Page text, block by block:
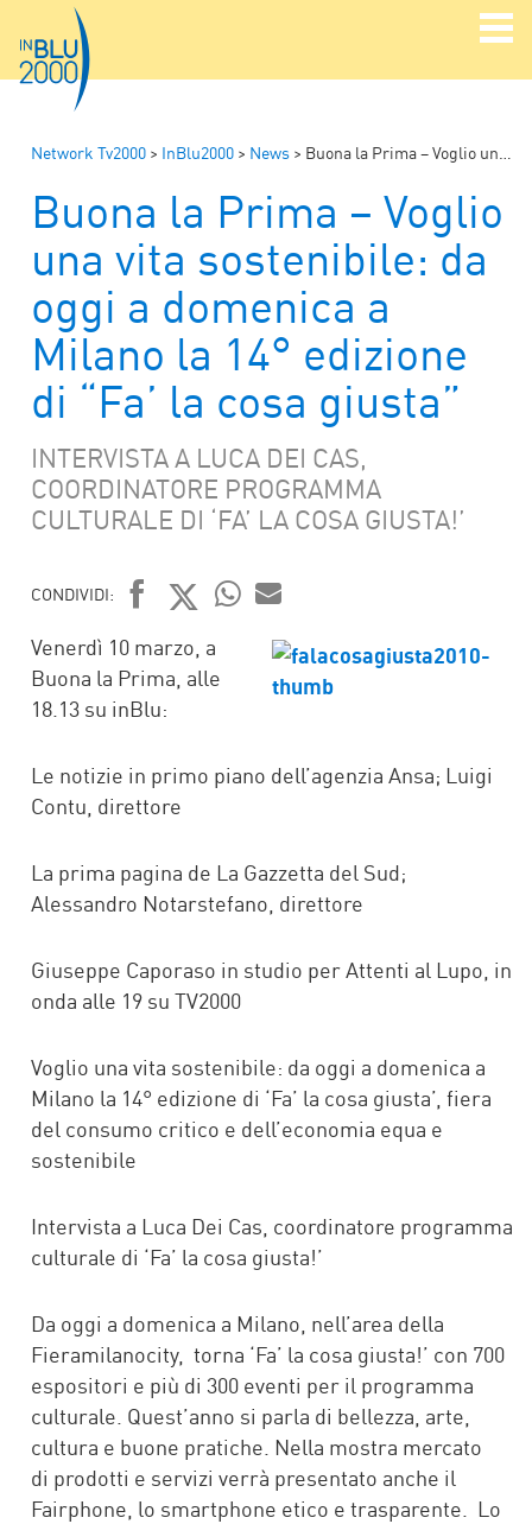
Network Tv2000 > InBlu2000 > News > Buona la Prima – Voglio una vita sostenibile: da oggi a domenica a Milano la 14° edizione di “Fa’ la cosa giusta”
Buona la Prima – Voglio
una vita sostenibile: da
oggi a domenica a
Milano la 14° edizione
di “Fa’ la cosa giusta”
INTERVISTA A LUCA DEI CAS,
COORDINATORE PROGRAMMA
CULTURALE DI ‘FA’ LA COSA GIUSTA!’
CONDIVIDI:
FACEBOOK
TWITTER
WHATSAPP
MAIL
Venerdì 10 marzo, a
Buona la Prima, alle
18.13 su inBlu:
Le notizie in primo piano dell’agenzia Ansa; Luigi
Contu, direttore
La prima pagina de La Gazzetta del Sud;
Alessandro Notarstefano, direttore
Giuseppe Caporaso in studio per Attenti al Lupo, in
onda alle 19 su TV2000
Voglio una vita sostenibile: da oggi a domenica a
Milano la 14° edizione di ‘Fa’ la cosa giusta’, fiera
del consumo critico e dell’economia equa e
sostenibile
Intervista a Luca Dei Cas, coordinatore programma
culturale di ‘Fa’ la cosa giusta!’
Da oggi a domenica a Milano, nell’area della
Fieramilanocity, torna ‘Fa’ la cosa giusta!’ con 700
espositori e più di 300 eventi per il programma
culturale. Quest’anno si parla di bellezza, arte,
cultura e buone pratiche. Nella mostra mercato
di prodotti e servizi verrà presentato anche il
Fairphone, lo smartphone etico e trasparente. Lo